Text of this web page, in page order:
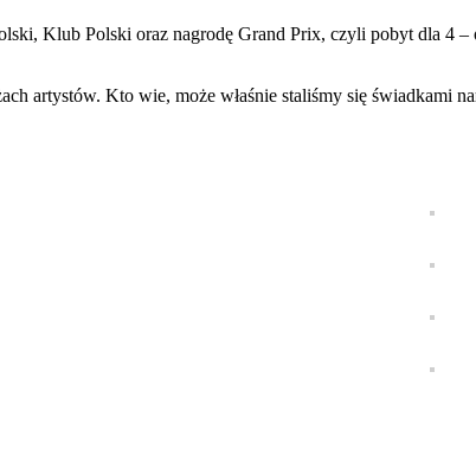
Klub Polski oraz nagrodę Grand Prix, czyli pobyt dla 4
artystów. Kto wie, może właśnie staliśmy się świadkami